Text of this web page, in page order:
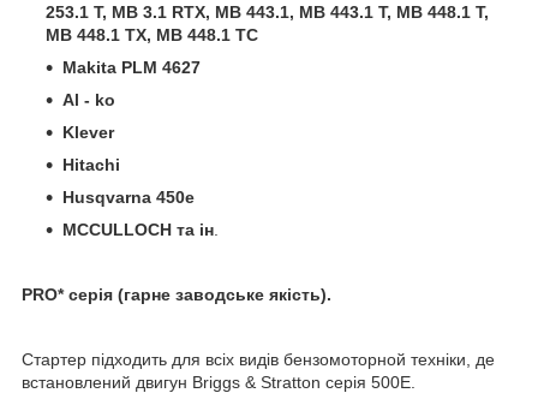
253.1 T, MB 3.1 RTX, MB 443.1, MB 443.1 T, MB 448.1 T,
MB 448.1 TX, MB 448.1 TC
Makita PLM 4627
Al - ko
Klever
Hitachi
Husqvarna 450e
MCCULLOCH та ін
PRO* серія (гарне заводське якість).
Стартер підходить для всіх видів бензомоторной техніки, де
встановлений двигун Briggs & Stratton серія 500Е.